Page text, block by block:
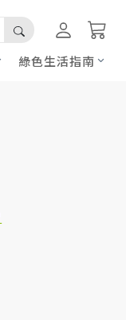
綠色生活指南